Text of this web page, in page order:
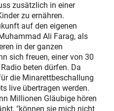
zusätzlich in einer
zu ernähren.
auf den eigenen
Ali Farag, als
in der ganzen
sich freuen, einer von 30
beten dürfen. Da
die Minarettbeschallung
live übertragen werden.
Millionen Gläubige hören
"können sie mich nicht